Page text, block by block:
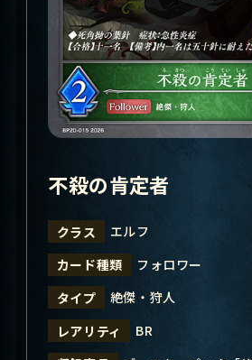
不殺の肯定者
クラス
エルフ
カード種類
フォロワー
タイプ
絶傑・狩人
レアリティ
BR